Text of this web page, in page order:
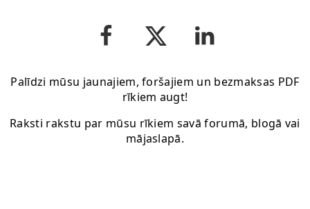
Palīdzi mūsu jaunajiem, foršajiem un bezmaksas PDF
rīkiem augt!
Raksti rakstu par mūsu rīkiem savā forumā, blogā vai
mājaslapā.